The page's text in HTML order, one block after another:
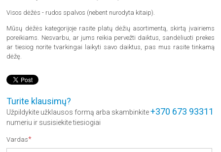
Visos dėžės - rudos spalvos (nebent nurodyta kitaip).
Mūsų dėžės kategorijoje rasite platų dėžių asortimentą, skirtą įvairiems
poreikiams. Nesvarbu, ar jums reikia pervežti daiktus, sandėliuoti prekes
ar tiesiog norite tvarkingai laikyti savo daiktus, pas mus rasite tinkamą
dėžę.
Turite klausimų?
Užpildykite užklausos formą arba skambinkite+370 673 93311
numeriu ir susisiekite tiesiogiai
Vardas*